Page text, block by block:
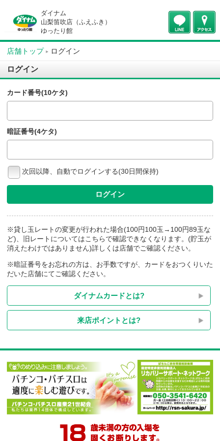
ダイナム
山梨笛吹店（ふえふき）
ゆったり館
店舗トップ ログイン
ログイン
カード番号(10ケタ)
暗証番号(4ケタ)
次回以降、自動でログインする(30日間保持)
※貸し玉レートの変更が行われた場合(100円100玉→100円89玉
消えたわけではありません)詳しくは店舗でご確認ください。
だいた店舗にてご確認ください。
ダイナムカードとは?